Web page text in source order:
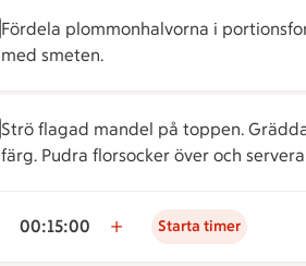
Fördela plommonhalvorna i
med smeten.
Strö flagad mandel på toppen.
färg. Pudra florsocker över och
00:15:00 Starta timer